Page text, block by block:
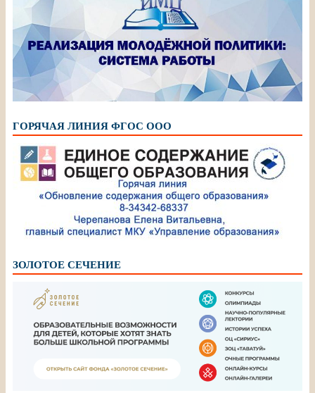
ГОРЯЧАЯ ЛИНИЯ ФГОС ООО
ЗОЛОТОЕ СЕЧЕНИЕ